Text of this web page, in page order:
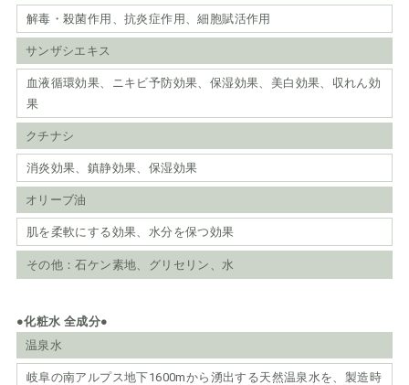
解毒・殺菌作用、抗炎症作用、細胞賦活作用
サンザシエキス
血液循環効果、ニキビ予防効果、保湿効果、美白効果、収れん効
果
クチナシ
消炎効果、鎮静効果、保湿効果
オリーブ油
肌を柔軟にする効果、水分を保つ効果
その他：石ケン素地、グリセリン、水
●化粧水 全成分●
温泉水
岐阜の南アルプス地下1600mから湧出する天然温泉水を、製造時